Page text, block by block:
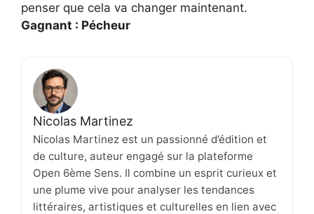
penser que cela va changer maintenant.
Gagnant : Pécheur
Nicolas Martinez
Nicolas Martinez est un passionné d’édition et
de culture, auteur engagé sur la plateforme
Open 6ème Sens. Il combine un esprit curieux et
une plume vive pour analyser les tendances
littéraires, artistiques et culturelles en lien avec